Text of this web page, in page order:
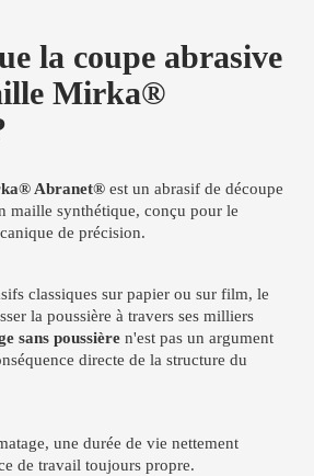
la coupe abrasive
Mirka®
Abranet® est un abrasif de découpe
maille synthétique, conçu pour le
de précision.
classiques sur papier ou sur film, le
la poussière à travers ses milliers
sans poussière n'est pas un argument
directe de la structure du
une durée de vie nettement
de travail toujours propre.